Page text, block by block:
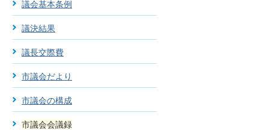
議会基本条例
議決結果
議長交際費
市議会だより
市議会の構成
市議会会議録